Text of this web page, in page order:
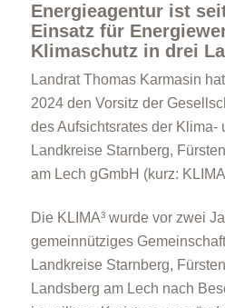
Energieagentur ist
Einsatz für
Klimaschutz in drei
Landrat Thomas Karmasin
2024 den Vorsitz der
des Aufsichtsrates der Klima-
Landkreise Starnberg,
am Lech gGmbH (kurz:
Die KLIMA³ wurde vor zwei
gemeinnütziges
Landkreise Starnberg,
Landsberg am Lech nach